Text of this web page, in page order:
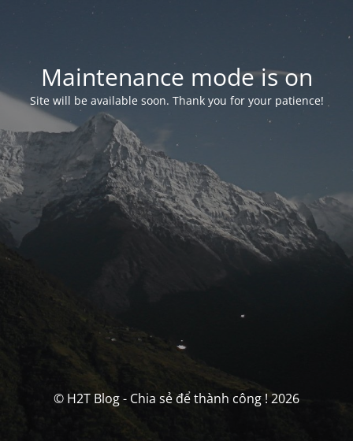
Maintenance mode is on
Site will be available soon. Thank you for your patience!
© H2T Blog - Chia sẻ để thành công ! 2026